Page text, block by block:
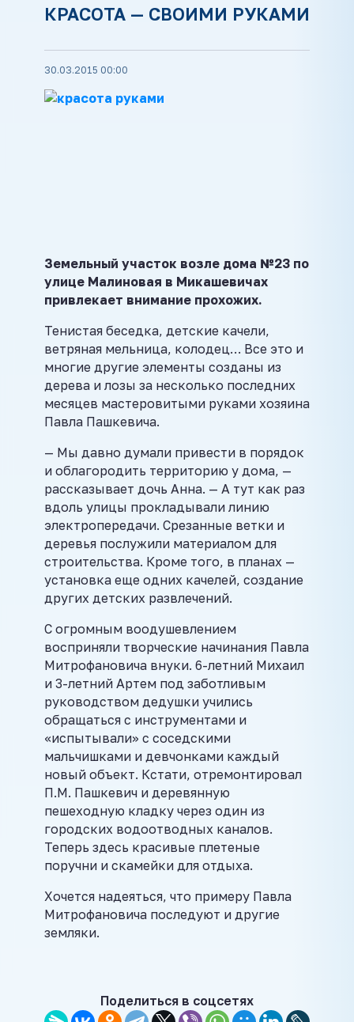
КРАСОТА — СВОИМИ РУКАМИ
30.03.2015 00:00
Земельный участок возле дома №23 по
улице Малиновая в Микашевичах
привлекает внимание прохожих.
Тенистая беседка, детские качели,
ветряная мельница, колодец… Все это и
многие другие элементы созданы из
дерева и лозы за несколько последних
месяцев мастеровитыми руками хозяина
Павла Пашкевича.
— Мы давно думали привести в порядок
и облагородить территорию у дома, —
рассказывает дочь Анна. — А тут как раз
вдоль улицы прокладывали линию
электропередачи. Срезанные ветки и
деревья послужили материалом для
строительства. Кроме того, в планах —
установка еще одних качелей, создание
других детских развлечений.
С огромным воодушевлением
восприняли творческие начинания Павла
Митрофановича внуки. 6-летний Михаил
и 3-летний Артем под заботливым
руководством дедушки учились
обращаться с инструментами и
«испытывали» с соседскими
мальчишками и девчонками каждый
новый объект. Кстати, отремонтировал
П.М. Пашкевич и деревянную
пешеходную кладку через один из
городских водоотводных каналов.
Теперь здесь красивые плетеные
поручни и скамейки для отдыха.
Хочется надеяться, что примеру Павла
Митрофановича последуют и другие
земляки.
Поделиться в соцсетях